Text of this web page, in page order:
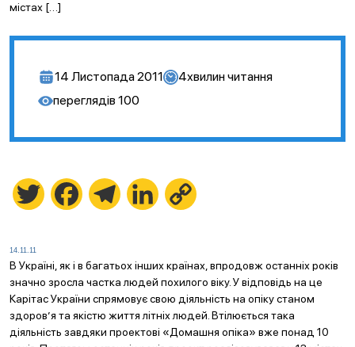
містах […]
14 Листопада 2011 4хвилин читання
переглядів 100
Twitter FacebookTelegramLinkedIn
14.11.11
В Україні, як і в багатьох інших країнах, впродовж останніх років
значно зросла частка людей похилого віку. У відповідь на це
Карітас України спрямовує свою діяльність на опіку станом
здоров’я та якістю життя літніх людей. Втілюється така
діяльність завдяки проектові «Домашня опіка» вже понад 10